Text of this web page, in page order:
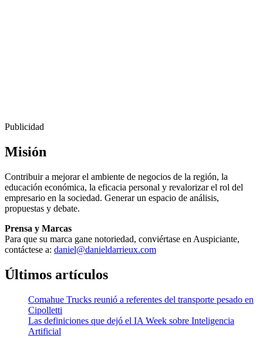
Publicidad
Misión
Contribuir a mejorar el ambiente de negocios de la región, la
educación económica, la eficacia personal y revalorizar el rol del
empresario en la sociedad. Generar un espacio de análisis,
propuestas y debate.
Prensa y Marcas
Para que su marca gane notoriedad, conviértase en Auspiciante,
contáctese a: daniel@danieldarrieux.com
Últimos artículos
Comahue Trucks reunió a referentes del transporte pesado en
Cipolletti
Las definiciones que dejó el IA Week sobre Inteligencia
Artificial